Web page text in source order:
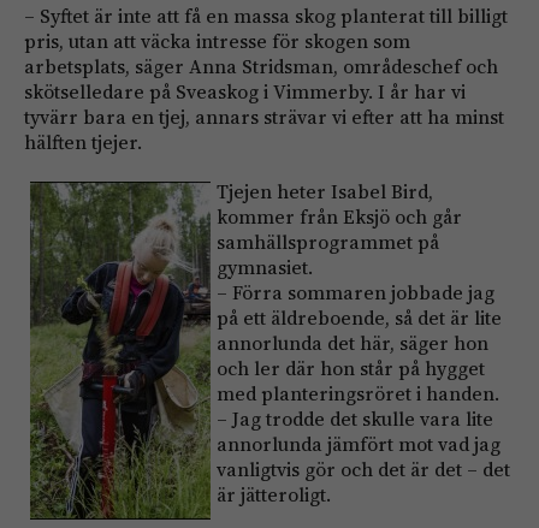
– Syftet är inte att få en massa skog planterat till billigt
pris, utan att väcka intresse för ­skogen som
arbetsplats, säger Anna Stridsman, områdeschef och
skötselledare på Sveaskog i Vimmerby. I år har vi
tyvärr bara en tjej, annars strävar vi efter att ha minst
hälften tjejer.
Tjejen heter Isabel Bird,
kommer från Eksjö och går
samhällsprogrammet på
gymnasiet.
– Förra sommaren jobbade jag
på ett ­äldreboende, så det är lite
annorlunda det här, säger hon
och ler där hon står på hygget
med planteringsröret i handen.
– Jag trodde det skulle vara lite
annorlunda jämfört mot vad jag
vanligtvis gör och det är det – det
är jätteroligt.